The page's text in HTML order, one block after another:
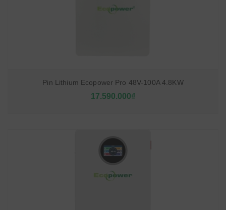
Pin Lithium Ecopower Pro 48V-100A 4.8KW
17.590.000₫